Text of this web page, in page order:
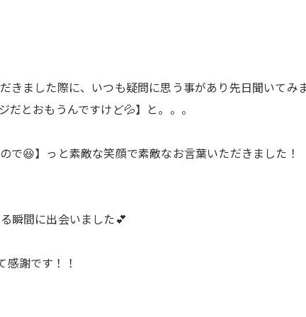
きました際に、いつも疑問に思う事があり先日聞いてみ
だとおもうんですけど💦】と。。。
で😆】っと素敵な笑顔で素敵なお言葉いただきました！
瞬間に出会いました💕
謝です！！